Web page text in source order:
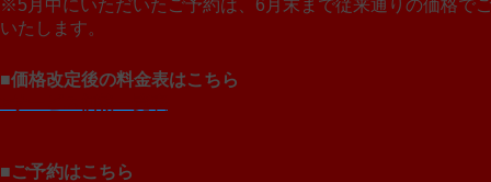
※5月中にいただいたご予約は、6月末まで従来通りの価格で
いたします。
■価格改定後の料金表はこちら
■ご予約はこちら